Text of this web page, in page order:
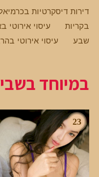
דירות דיסקרטיות
בקריות
עיסוי אירוטי
שבע
עיסוי אירוטי
במיוחד
23